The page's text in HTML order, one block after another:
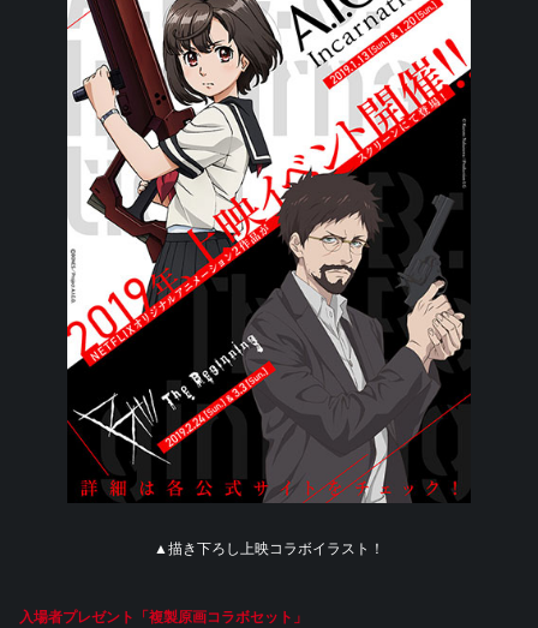
▲描き下ろし上映コラボイラスト！
入場者プレゼント「複製原画コラボセット」